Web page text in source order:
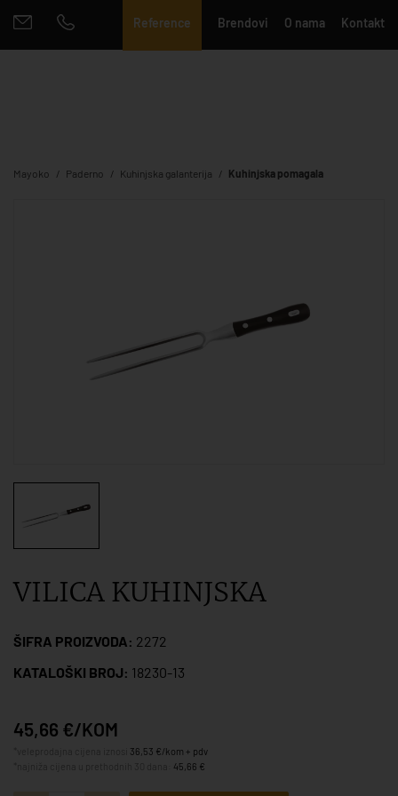
Reference Brendovi O nama Kontakt
Mayoko Paderno Kuhinjska galanterija Kuhinjska pomagala
VILICA KUHINJSKA
ŠIFRA PROIZVODA: 2272
KATALOŠKI BROJ: 18230-13
45,66 €/KOM
36,53 €/kom + pdv
45,66 €